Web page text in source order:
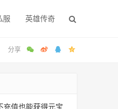
服 英雄传奇
充值也能获得元宝